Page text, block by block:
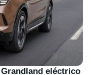
eléctrico